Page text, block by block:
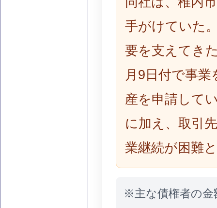
手がけていた
要を支えてき
月9日付で事
産を申請して
に加え、取引
業継続が困難
※主な債権者の金